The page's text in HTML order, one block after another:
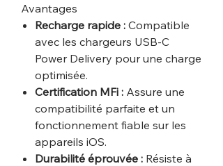
Avantages
Recharge rapide : Compatible
avec les chargeurs USB-C
Power Delivery pour une charge
optimisée.
Certification MFi : Assure une
compatibilité parfaite et un
fonctionnement fiable sur les
appareils iOS.
Durabilité éprouvée : Résiste à